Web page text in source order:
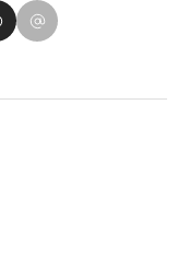
su Pinterest
su WhatsApp
Condividi su Email